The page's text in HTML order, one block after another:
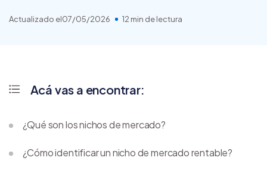
Actualizado el07/05/2026 12 min de lectura
Acá vas a encontrar:
¿Qué son los nichos de mercado?
¿Cómo identificar un nicho de mercado rentable?